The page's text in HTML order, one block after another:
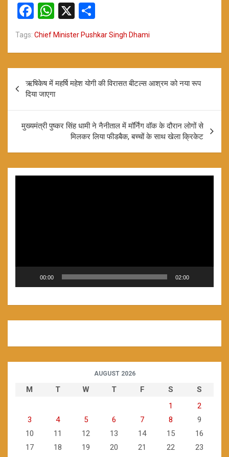
F
a
ce
o
o
k
W
h
at
A
p
p
X
h
ar
Tags: Chief Minister Pushkar Singh Dhami
Post
navigation
ऋषिकेष में महर्षि महेश योगी की विरासत बीटल्स आश्रम को नया रूप
दिया जाएगा
मुख्यमंत्री पुष्कर सिंह धामी ने नैनीताल में मॉर्निंग वॉक के दौरान लोगों से
मिलकर लिया फीडबैक, बच्चों के साथ खेला क्रिकेट
00:00 02:00
AUGUST 2026
M T W T F S
S
1
2
3
4 5 6 7 8
9
10
11 12 13 14 15
16
17
18 19 20 21 22
23